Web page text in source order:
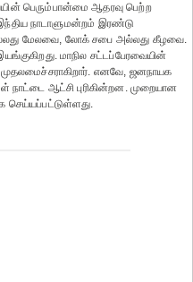
பெரும்பான்மை ஆதரவு பெற்ற
இந்திய நாடாளுமன்றம் இரண்டு
மேலவை, லோக் சபை அல்லது கீழவை.
மாநில சட்டப்பேரவையின்
எனவே, ஜனநாயக
நாட்டை ஆட்சி புரிகின்றன. முறையான
செய்யப்பட்டுள்ளது.